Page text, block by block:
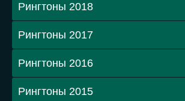
Рингтоны 2018
Рингтоны 2017
Рингтоны 2016
Рингтоны 2015